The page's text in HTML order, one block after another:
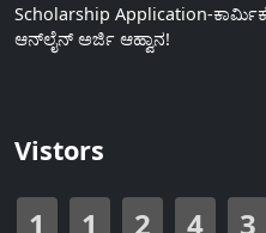
Scholarship Application-
ಆನ್‍ಲೈನ್ ಅರ್ಜಿ ಆಹ್ವಾನ!
Vistors
1 1 2 4 3